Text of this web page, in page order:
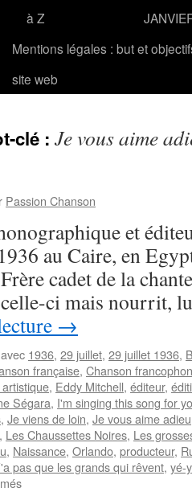
à Z
Mentions légales : but et
site web
clé : Je vous aime
Passion Chanson
et
au Caire, en
cadet de la
ci mais nourrit,
→
1936, 29 juillet, 29 juillet 1936,
française, Chanson
, Eddy Mitchell, éditeur,
Ségara, I'm singing this song for
, Je viens de loin, Je vous aime adieu
, Les Chaussettes Noires, Les
, Naissance, Orlando, producteur,
pas que les grands qui rêvent, yé-
sur